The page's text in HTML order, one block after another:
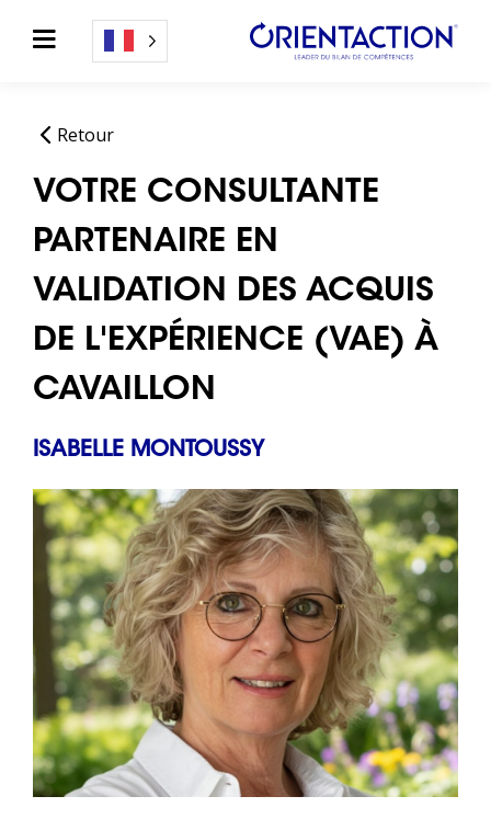
Retour
VOTRE CONSULTANTE
PARTENAIRE EN
VALIDATION DES ACQUIS
DE L'EXPÉRIENCE (VAE) À
CAVAILLON
ISABELLE MONTOUSSY